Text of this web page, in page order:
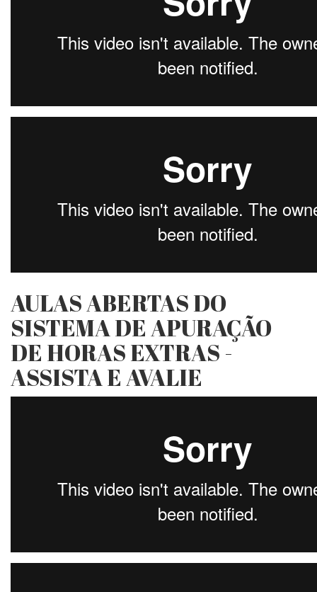
AULAS ABERTAS DO
SISTEMA DE APURAÇÃO
DE HORAS EXTRAS -
ASSISTA E AVALIE